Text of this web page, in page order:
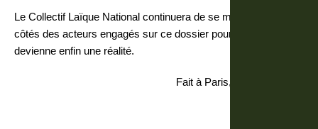
Le Collectif Laïque National continuera de se mobiliser aux
côtés des acteurs engagés sur ce dossier pour que ce droit
devienne enfin une réalité.
Fait à Paris, le 02 avril 2026